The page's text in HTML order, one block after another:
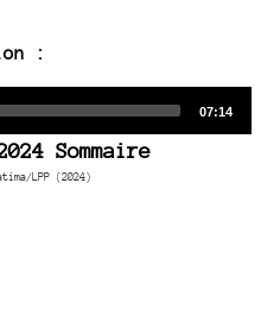
:
Total
07:14
Sommaire
LPP (2024)